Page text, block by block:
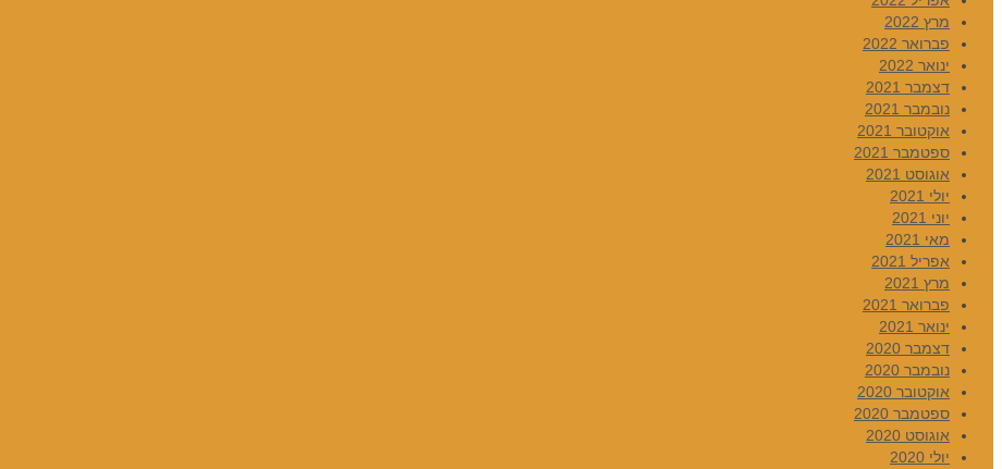
מרץ 2022
פברואר 2022
ינואר 2022
דצמבר 2021
נובמבר 2021
אוקטובר 2021
ספטמבר 2021
אוגוסט 2021
יולי 2021
יוני 2021
מאי 2021
אפריל 2021
מרץ 2021
פברואר 2021
ינואר 2021
דצמבר 2020
נובמבר 2020
אוקטובר 2020
ספטמבר 2020
אוגוסט 2020
יולי 2020